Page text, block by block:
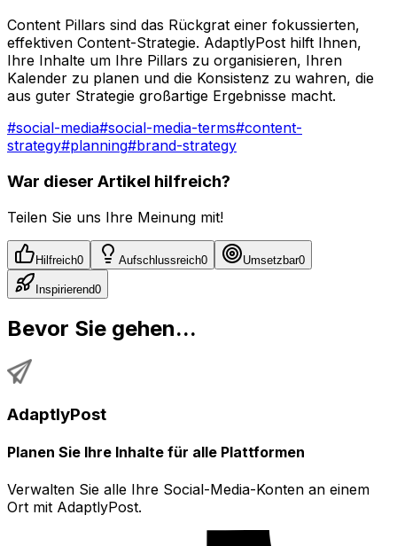
Content Pillars sind das Rückgrat einer fokussierten,
effektiven Content-Strategie. AdaptlyPost hilft Ihnen,
Ihre Inhalte um Ihre Pillars zu organisieren, Ihren
Kalender zu planen und die Konsistenz zu wahren, die
aus guter Strategie großartige Ergebnisse macht.
#social-media#social-media-terms#content-
strategy#planning#brand-strategy
War dieser Artikel hilfreich?
Teilen Sie uns Ihre Meinung mit!
Hilfreich0 Aufschlussreich0 Umsetzbar0
Inspirierend0
Bevor Sie gehen...
AdaptlyPost
Planen Sie Ihre Inhalte für alle Plattformen
Verwalten Sie alle Ihre Social-Media-Konten an einem
Ort mit AdaptlyPost.